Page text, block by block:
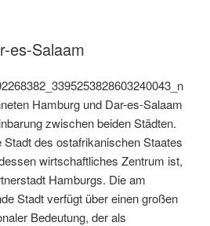
es-Salaam
Hamburg und Dar-es-Salaam
zwischen beiden Städten.
des ostafrikanischen Staates
wirtschaftliches Zentrum ist,
Hamburgs. Die am
Stadt verfügt über einen großen
Bedeutung, der als